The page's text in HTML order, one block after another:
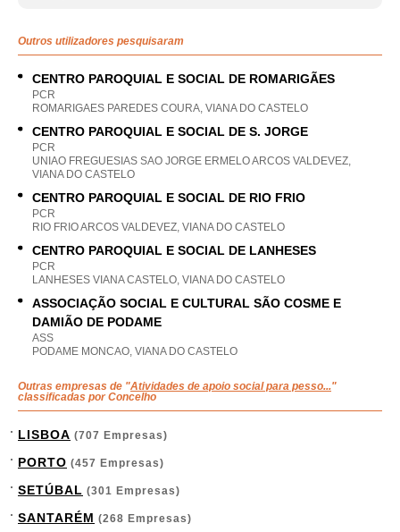
Outros utilizadores pesquisaram
CENTRO PAROQUIAL E SOCIAL DE ROMARIGÃES
PCR
ROMARIGAES PAREDES COURA, VIANA DO CASTELO
CENTRO PAROQUIAL E SOCIAL DE S. JORGE
PCR
UNIAO FREGUESIAS SAO JORGE ERMELO ARCOS VALDEVEZ,
VIANA DO CASTELO
CENTRO PAROQUIAL E SOCIAL DE RIO FRIO
PCR
RIO FRIO ARCOS VALDEVEZ, VIANA DO CASTELO
CENTRO PAROQUIAL E SOCIAL DE LANHESES
PCR
LANHESES VIANA CASTELO, VIANA DO CASTELO
ASSOCIAÇÃO SOCIAL E CULTURAL SÃO COSME E
DAMIÃO DE PODAME
ASS
PODAME MONCAO, VIANA DO CASTELO
Outras empresas de "Atividades de apoio social para pesso..."
classificadas por Concelho
LISBOA (707 Empresas)
PORTO (457 Empresas)
SETÚBAL (301 Empresas)
SANTARÉM (268 Empresas)